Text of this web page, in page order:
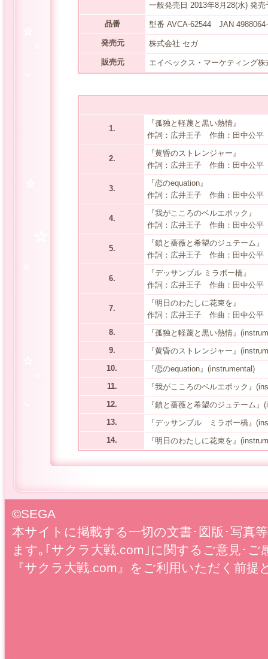
一般発売日 2013年8月28(水) 発売
品番 型番 AVCA-62544 JAN
発売元 株式会社 セガ
販売元 エイベックス・マーケティング株
1.
『孤独と軽蔑と黒い熱情』
作詞：広井王子 作曲：田中公
2.
『黄昏のストレンジャー』
作詞：広井王子 作曲：田中公
3.
『恋のequation』
作詞：広井王子 作曲：田中公
4.
『我がこころのベルエポック』
作詞：広井王子 作曲：田中公
5.
『鎖と薔薇と希望のジュテーム』
作詞：広井王子 作曲：田中公
6.
『デッサンブル ミラボー橋』
作詞：広井王子 作曲：田中公
7.
『明日のわたしに花束を』
作詞：広井王子 作曲：田中公
8.
『孤独と軽蔑と黒い熱情』
9.
『黄昏のストレンジャー』
10.
『恋のequation』(instrumental)
11.
『我がこころのベルエポック』
12.
『鎖と薔薇と希望のジュテーム』
13.
『デッサンブル ミラボー橋』
14.
『明日のわたしに花束を』
©SEGA
本サイトに掲載する一切の文書･図版･写真
ます｡｢サクラ大戦.com｣に関するご意見･ご
『サクラ大戦.com』をご利用いただく前提